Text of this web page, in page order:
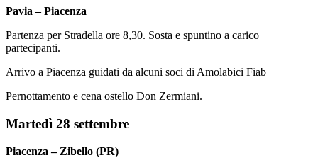
Pavia – Piacenza
Partenza per Stradella ore 8,30. Sosta e spuntino a carico
partecipanti.
Arrivo a Piacenza guidati da alcuni soci di Amolabici Fiab
Pernottamento e cena ostello Don Zermiani.
Martedì 28 settembre
Piacenza – Zibello (PR)